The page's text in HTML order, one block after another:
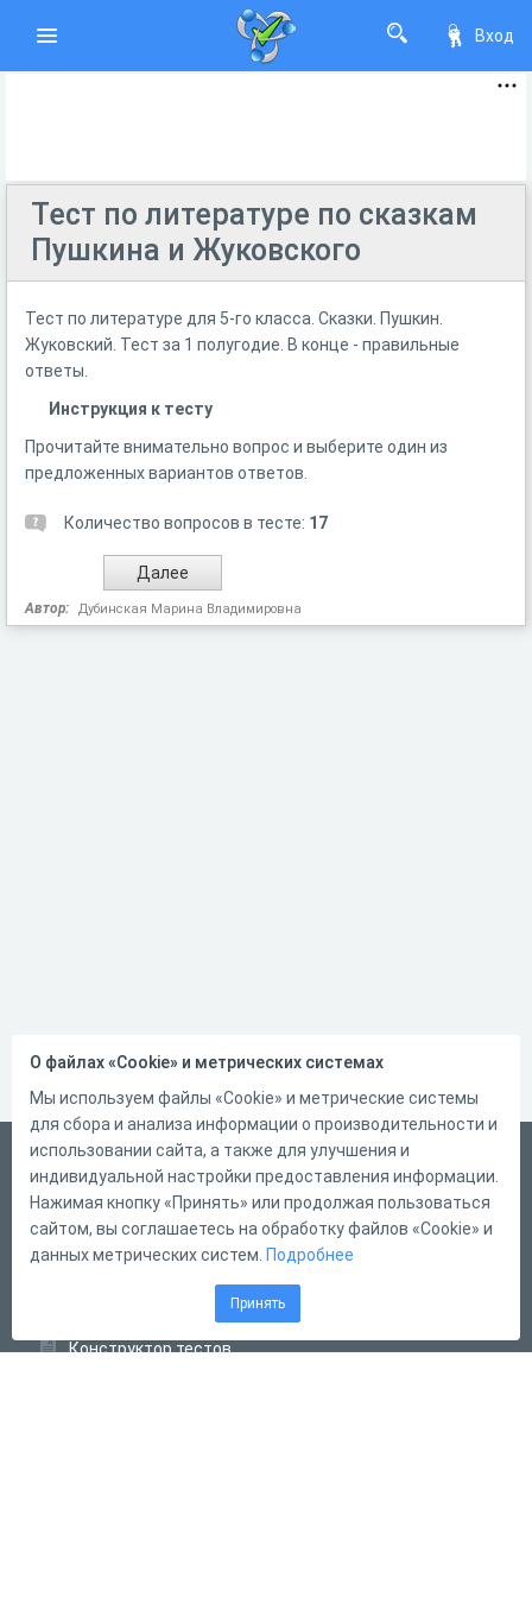
Вход
Тест по литературе по сказкам
Пушкина и Жуковского
Тест по литературе для 5-го класса. Сказки. Пушкин.
Жуковский. Тест за 1 полугодие. В конце - правильные
ответы.
Инструкция к тесту
Прочитайте внимательно вопрос и выберите один из
предложенных вариантов ответов.
Количество вопросов в тесте: 17
Автор: Дубинская Марина Владимировна
Русский
Справка
Форма обратной связи
Конструктор тестов
О файлах «Cookie» и метрических системах
Мы используем файлы «Cookie» и метрические системы
для сбора и анализа информации о производительности и
использовании сайта, а также для улучшения и
индивидуальной настройки предоставления информации.
Нажимая кнопку «Принять» или продолжая пользоваться
сайтом, вы соглашаетесь на обработку файлов «Cookie» и
данных метрических систем. Подробнее
Принять